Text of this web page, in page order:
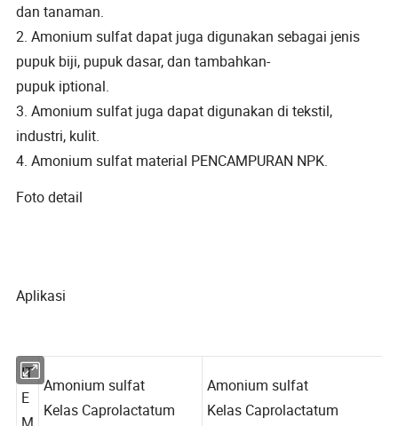
dan tanaman.
2. Amonium sulfat dapat juga digunakan sebagai jenis
pupuk biji, pupuk dasar, dan tambahkan-
pupuk iptional.
3. Amonium sulfat juga dapat digunakan di tekstil,
industri, kulit.
4. Amonium sulfat material PENCAMPURAN NPK.
Foto detail
Aplikasi
IT
E
Amonium sulfat
Amonium sulfat